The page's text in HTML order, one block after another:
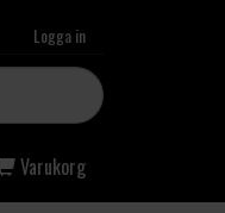
Logga in
Varukorg